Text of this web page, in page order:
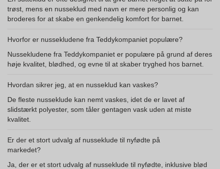
trøst, mens en nusseklud med navn er mere personlig og kan
broderes for at skabe en genkendelig komfort for barnet.
Hvorfor er nussekludene fra Teddykompaniet populære?
Nussekludene fra Teddykompaniet er populære på grund af deres
høje kvalitet, blødhed, og evne til at skaber tryghed hos barnet.
Hvordan sikrer jeg, at en nusseklud kan vaskes?
De fleste nusseklude kan nemt vaskes, idet de er lavet af
slidstærkt polyester, som tåler gentagen vask uden at miste
kvalitet.
Er der et stort udvalg af nusseklude til nyfødte på
markedet?
Ja, der er et stort udvalg af nusseklude til nyfødte, inklusive blød